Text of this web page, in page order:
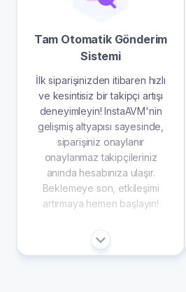
Tam Otomatik Gönderim
Sistemi
İlk siparişinizden itibaren hızlı
ve kesintisiz bir takipçi artışı
deneyimleyin! InstaAVM'nin
gelişmiş altyapısı sayesinde,
siparişiniz onaylanır
onaylanmaz takipçileriniz
anında hesabınıza ulaşır.
Beklemeye son, etkileşimi
artırmaya hemen başlayın!